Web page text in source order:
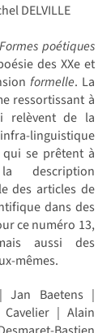
DELVILLE
poétiques
des XXe et
formelle. La
ressortissant à
relèvent de la
linguistique
se prêtent à
description
des articles de
dans des
ce numéro 13,
aussi des
mêmes.
Baetens |
| Alain